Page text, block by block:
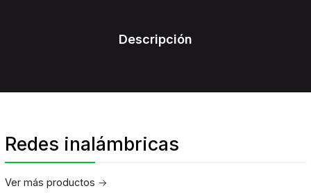
Descripción
Redes inalámbricas
Ver más productos